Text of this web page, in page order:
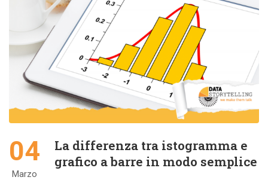
04
Marzo
La differenza tra istogramma e
grafico a barre in modo semplice